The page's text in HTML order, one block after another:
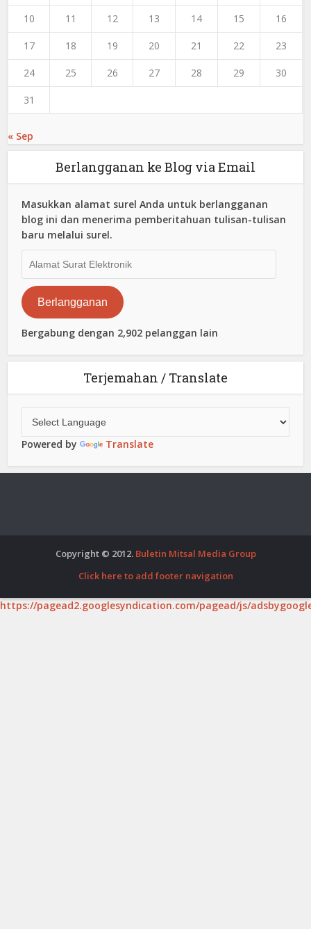
10 11 12 13 14 15 16
17 18 19 20 21 22 23
24 25 26 27 28 29 30
31
« Sep
Berlangganan ke Blog via Email
Masukkan alamat surel Anda untuk berlangganan
blog ini dan menerima pemberitahuan tulisan-tulisan
baru melalui surel.
Surat
Elektronik
Berlangganan
Bergabung dengan 2,902 pelanggan lain
Terjemahan / Translate
Powered by Translate
Copyright © 2012. Buletin Mitsal Media Group
Click here to add footer navigation
https://pagead2.googlesyndication.com/pagead/js/